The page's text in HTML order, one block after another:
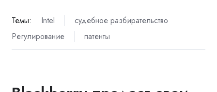
Темы: Intel
судебное разбирательство
Регулирование
патенты